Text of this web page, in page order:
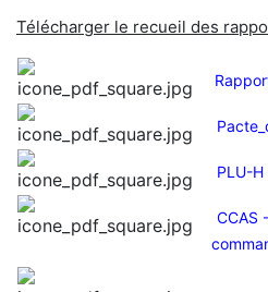
Télécharger le recueil des
PLU-
CCAS